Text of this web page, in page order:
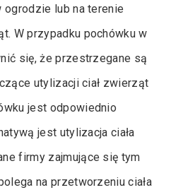
lub na terenie
W przypadku pochówku w
się, że przestrzegane są
utylizacji ciał zwierząt
jest odpowiednio
jest utylizacja ciała
firmy zajmujące się tym
na przetworzeniu ciała